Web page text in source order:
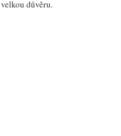
důvěru.